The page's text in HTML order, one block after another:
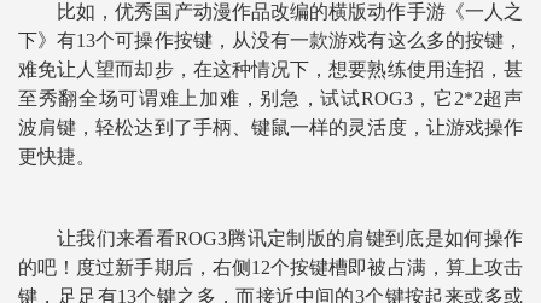
比如，优秀国产动漫作品改编的横版动作手游《一人之
下》有13个可操作按键，从没有一款游戏有这么多的按键，
难免让人望而却步，在这种情况下，想要熟练使用连招，甚
至秀翻全场可谓难上加难，别急，试试ROG3，它2*2超声
波肩键，轻松达到了手柄、键鼠一样的灵活度，让游戏操作
更快捷。
让我们来看看ROG3腾讯定制版的肩键到底是如何操作
的吧！度过新手期后，右侧12个按键槽即被占满，算上攻击
键，足足有13个键之多，而接近中间的3个键按起来或多或